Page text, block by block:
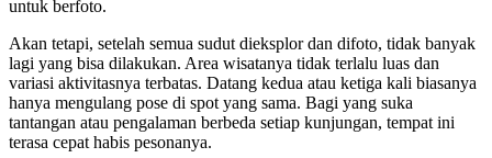
untuk berfoto.
Akan tetapi, setelah semua sudut dieksplor dan difoto, tidak banyak
lagi yang bisa dilakukan. Area wisatanya tidak terlalu luas dan
variasi aktivitasnya terbatas. Datang kedua atau ketiga kali biasanya
hanya mengulang pose di spot yang sama. Bagi yang suka
tantangan atau pengalaman berbeda setiap kunjungan, tempat ini
terasa cepat habis pesonanya.